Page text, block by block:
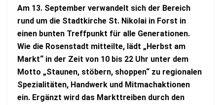
Am 13. September verwandelt sich der Bereich
rund um die Stadtkirche St. Nikolai in Forst in
einen bunten Treffpunkt für alle Generationen.
Wie die Rosenstadt mitteilte, lädt „Herbst am
Markt“ in der Zeit von 10 bis 22 Uhr unter dem
Motto „Staunen, stöbern, shoppen“ zu regionalen
Spezialitäten, Handwerk und Mitmachaktionen
ein. Ergänzt wird das Markttreiben durch den